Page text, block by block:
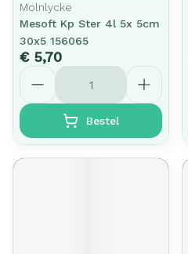
Molnlycke
Mesoft Kp Ster 4l 5x 5cm
30x5 156065
€ 5,70
Aantal
Bestel